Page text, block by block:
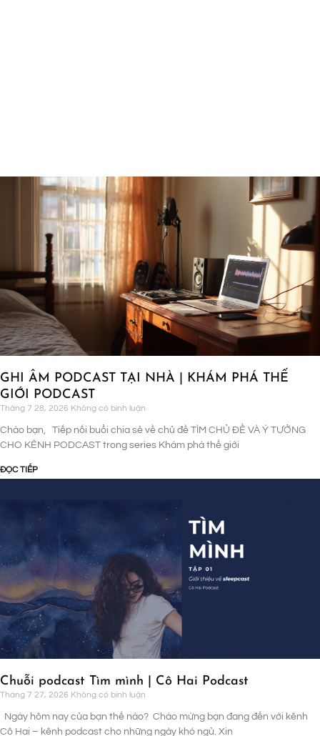
GHI ÂM PODCAST TẠI NHÀ | KHÁM PHÁ THẾ
GIỚI PODCAST
Tháng 7 28, 2026 Không có bình luận
Chào bạn, Tiếp nối buổi chia sẻ về chủ đề TÌM CHỦ ĐỀ VÀ Ý TƯỞNG
CHO KÊNH PODCAST trong series Khám phá thế giới
ĐỌC TIẾP
Chuỗi podcast Tìm mình | Cô Hai Podcast
Tháng 7 27, 2026 Không có bình luận
Ngày hôm nay của bạn thế nào? Chào mừng bạn đang đến với kênh
Cô Hai – kênh podcast cho những ngày khó ngủ. Xin